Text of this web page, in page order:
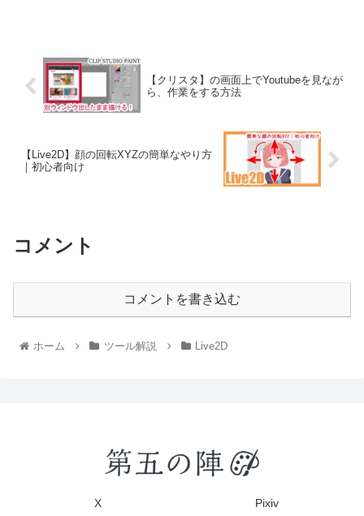
【クリスタ】の画面上でYoutubeを見なが
ら、作業をする方法
【Live2D】顔の回転XYZの簡単なやり方
｜初心者向け
コメント
コメントを書き込む
ホーム ツール解説 Live2D
X Pixiv